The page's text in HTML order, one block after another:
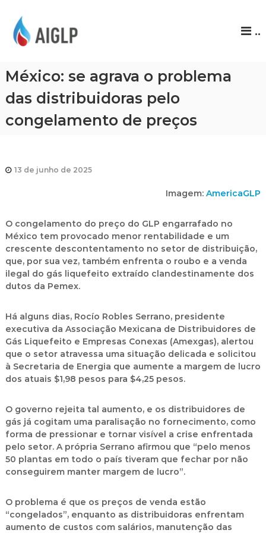
P
..
México: se agrava o problema
das distribuidoras pelo
congelamento de preços
13 de junho de 2025
Imagem:AmericaGLP
O congelamento do preço do GLP engarrafado no
México tem provocado menor rentabilidade e um
crescente descontentamento no setor de distribuição,
que, por sua vez, também enfrenta o roubo e a venda
ilegal do gás liquefeito extraído clandestinamente dos
dutos da Pemex.
Há alguns dias, Rocío Robles Serrano, presidente
executiva da Associação Mexicana de Distribuidores de
Gás Liquefeito e Empresas Conexas (Amexgas), alertou
que o setor atravessa uma situação delicada e solicitou
à Secretaria de Energia que aumente a margem de lucro
dos atuais $1,98 pesos para $4,25 pesos.
O governo rejeita tal aumento, e os distribuidores de
gás já cogitam uma paralisação no fornecimento, como
forma de pressionar e tornar visível a crise enfrentada
pelo setor. A própria Serrano afirmou que “pelo menos
50 plantas em todo o país tiveram que fechar por não
conseguirem manter margem de lucro”.
O problema é que os preços de venda estão
“congelados”, enquanto as distribuidoras enfrentam
aumento de custos com salários, manutenção das